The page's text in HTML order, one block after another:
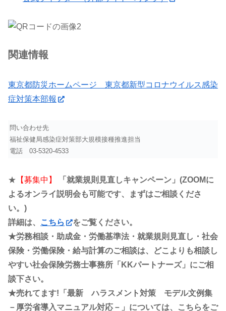
関連情報
東京都防災ホームページ 東京都新型コロナウイルス感染
症対策本部報
問い合わせ先
福祉保健局感染症対策部大規模接種推進担当
電話 03-5320-4533
★ 【募集中】
「就業規則見直しキャンペーン」(ZOOMに
よるオンライ説明会も可能です、まずはご相談くださ
い。)
詳細は、
こちら
をご覧ください。
★労務相談・助成金・労働基準法・就業規則見直し・社会
保険・労働保険・給与計算のご相談は、どこよりも相談し
やすい社会保険労務士事務所「KKパートナーズ」にご相
談下さい。
★売れてます!「最新 ハラスメント対策 モデル文例集
－厚労省導入マニュアル対応－」については、こちらをご